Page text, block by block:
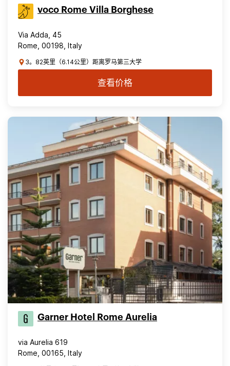
voco Rome Villa Borghese
Via Adda, 45
Rome, 00198, Italy
3。82英里（6.14公里）距离罗马第三大学
查看价格
Garner Hotel Rome Aurelia
via Aurelia 619
Rome, 00165, Italy